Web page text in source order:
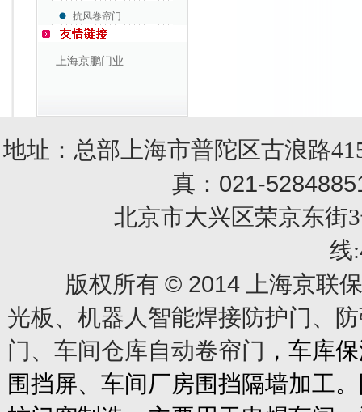
抗风卷帘门
上海京鹏门业
地址：总部上海市普陀区古浪路
真： 021-
北京市大兴区荣京东街3
线
版权所有 © 2014上海京联
光板、机器人智能焊接防护门、
门、车间仓库自动卷帘门 ，车库
围挡屏、车间厂房围挡隔墙加工